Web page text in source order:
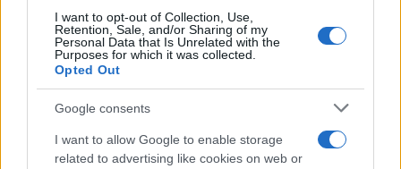
I want to opt-out of Collection, Use,
Retention, Sale, and/or Sharing of my
Personal Data that Is Unrelated with the
Purposes for which it was collected.
Opted Out
Google consents
I want to allow Google to enable storage
related to advertising like cookies on web or